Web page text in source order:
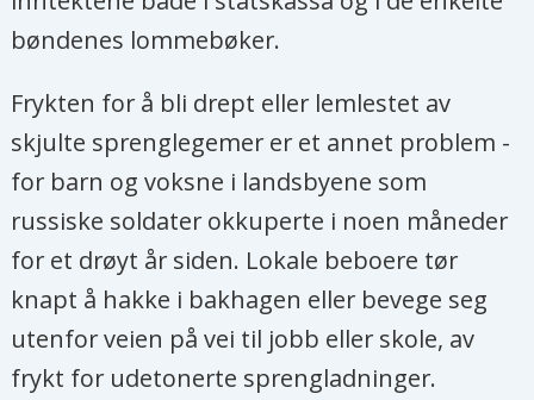
bøndenes lommebøker.
Frykten for å bli drept eller lemlestet av
skjulte sprenglegemer er et annet problem -
for barn og voksne i landsbyene som
russiske soldater okkuperte i noen måneder
for et drøyt år siden. Lokale beboere tør
knapt å hakke i bakhagen eller bevege seg
utenfor veien på vei til jobb eller skole, av
frykt for udetonerte sprengladninger.